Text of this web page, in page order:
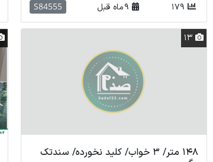
S84555
13
148 متر/ 3 خواب/ کلید نخورده/ سندتک